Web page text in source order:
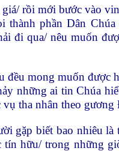
rồi mới bước vào
phần Dân Chúa
đi qua/ nêu muốn
đều mong muốn được
những ai tin Chúa
tha nhân theo gương
gặp biết bao nhiêu là
tín hữu/ trong những